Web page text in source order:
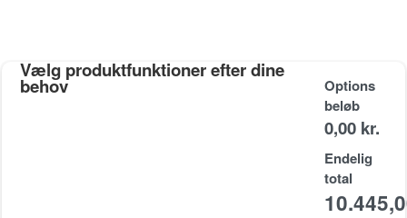
Vælg produktfunktioner efter dine
behov
Options
beløb
0,00 kr.
Endelig
total